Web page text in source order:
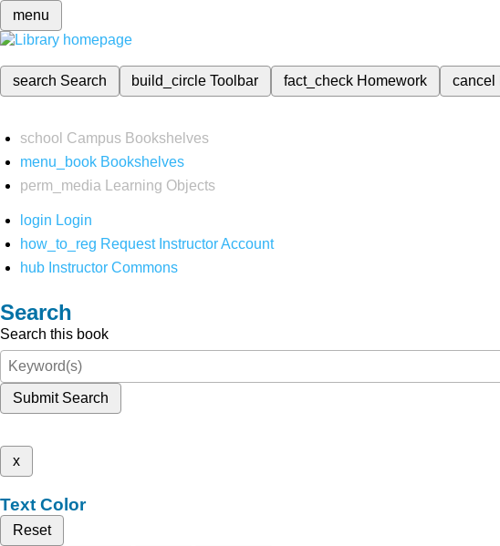
menu
search Search build_circleToolbar fact_check Homework cancel
school Campus Bookshelves
menu_book Bookshelves
perm_media
Learning Objects
login Login
how_to_reg Request Instructor Account
hub Instructor Commons
Search
Search this book
Submit Search
x
Text Color
Reset